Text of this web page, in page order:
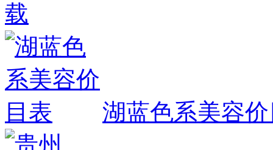
载
湖蓝色系美容